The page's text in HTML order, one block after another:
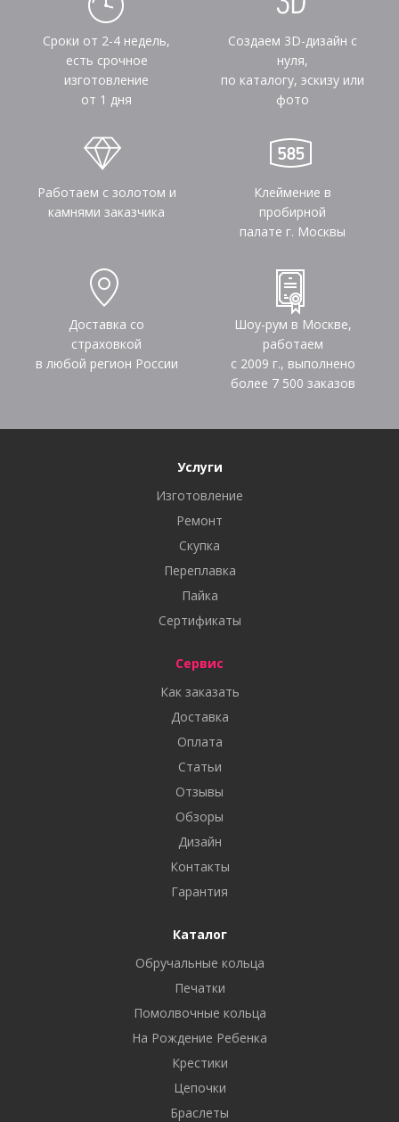
Сроки от 2-4 недель,
есть срочное
изготовление
от 1 дня
Создаем 3D-дизайн с
нуля,
по каталогу, эскизу или
фото
Работаем с золотом и
камнями заказчика
Клеймение в
пробирной
палате г. Москвы
Доставка со
страховкой
в любой регион России
Шоу-рум в Москве,
работаем
с 2009 г., выполнено
более 7 500 заказов
Услуги
Изготовление
Ремонт
Скупка
Переплавка
Пайка
Сертификаты
Сервис
Как заказать
Доставка
Оплата
Статьи
Отзывы
Обзоры
Дизайн
Контакты
Гарантия
Каталог
Обручальные кольца
Печатки
Помолвочные кольца
На Рождение Ребенка
Крестики
Цепочки
Браслеты